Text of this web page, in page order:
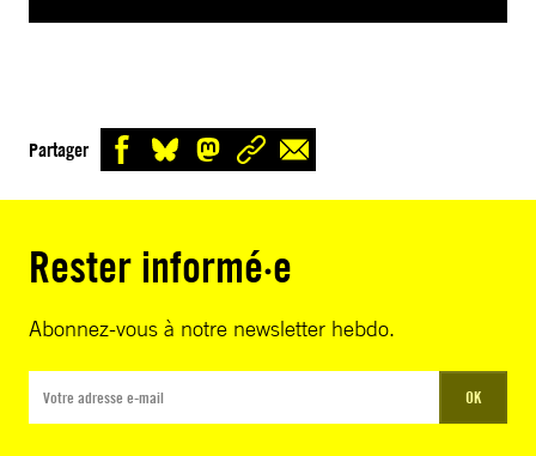
Partager
Rester informé·e
Abonnez-vous à notre newsletter hebdo.
OK